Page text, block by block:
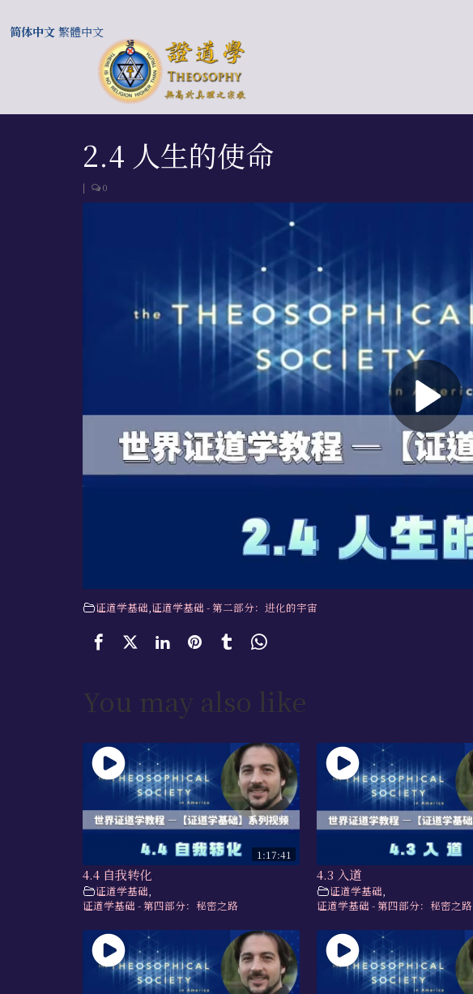
2.4 人生的使命
| 0
证道学基础 证道学基础 - 第二部分：进化的宇宙
You may also like
1:17:41
4.4 自我转化
证道学基础,
证道学基础 - 第四部分：秘密之路
4.3 入道
证道学基础,
证道学基础 - 第四部分：秘密之路
简体中文 繁體中文